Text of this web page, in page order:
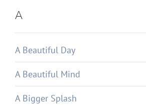
A
A Beautiful Day
A Beautiful Mind
A Bigger Splash